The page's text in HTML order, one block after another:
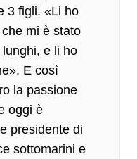
3 figli. «Li ho
mi è stato
e li ho
E così
la passione
oggi è
presidente di
sottomarini e